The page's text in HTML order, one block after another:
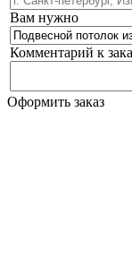
Вам нужно
Комментарий к
Оформить заказ